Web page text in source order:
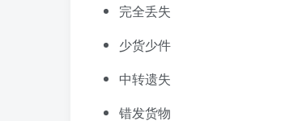
完全丢失
少货少件
中转遗失
错发货物